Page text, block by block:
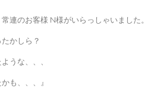
連のお客様 N様がいらっしゃいました。
かしら？
うな、、、
も、、、』